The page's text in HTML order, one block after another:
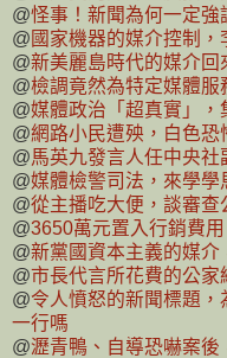
@怪事！新聞為何一定強
@ 國家機器的媒介控制
@新美麗島時代的媒介回
@檢調竟然為特定媒體服
@媒體政治「超真實」，
@網路小民遭殃，白色恐
@馬英九發言人任中央
@媒體檢警司法，來學學
@從主播吃大便，談審查
@3650萬元置入行銷費
@新黨國資本主義的媒介
@市長代言所花費的公家
@令人憤怒的新聞標題
一行嗎
@瀝青鴨、自導恐嚇案後